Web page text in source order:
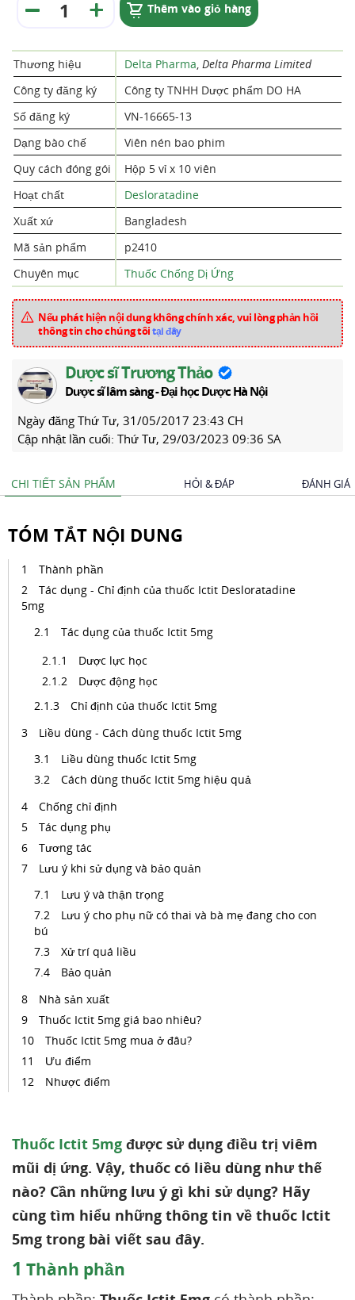
Thêm vào giỏ hàng
Thương hiệu Delta Pharma, Delta Pharma Limited
Công ty đăng ký
Công ty TNHH Dược phẩm DO HA
Số đăng ký
VN-16665-13
Dạng bào chế
Viên nén bao phim
Quy cách đóng gói
Hộp 5 vỉ x 10 viên
Hoạt chất
Desloratadine
Xuất xứ
Bangladesh
Mã sản phẩm
p2410
Chuyên mục
Thuốc Chống Dị Ứng
Nếu phát hiện nội dung không chính xác, vui lòng phản hồi
thông tin cho chúng tôitại đây
Dược sĩ Trương Thảo
Dược sĩ lâm sàng - Đại học Dược Hà Nội
Ngày đăng Thứ Tư, 31/05/2017 23:43 CH
Cập nhật lần cuối: Thứ Tư, 29/03/2023 09:36 SA
CHI TIẾT SẢN PHẨM HỎI & ĐÁP ĐÁNH GIÁ
TÓM TẮT NỘI DUNG
Thành phần
Tác dụng - Chỉ định của thuốc Ictit Desloratadine
5mg
Tác dụng của thuốc Ictit 5mg
Dược lực học
Dược động học
Chỉ định của thuốc Ictit 5mg
Liều dùng - Cách dùng thuốc Ictit 5mg
Liều dùng thuốc Ictit 5mg
Cách dùng thuốc Ictit 5mg hiệu quả
Chống chỉ định
Tác dụng phụ
Tương tác
Lưu ý khi sử dụng và bảo quản
Lưu ý và thận trọng
Lưu ý cho phụ nữ có thai và bà mẹ đang cho con
bú
Xử trí quá liều
Bảo quản
Nhà sản xuất
Thuốc Ictit 5mg giá bao nhiêu?
Thuốc Ictit 5mg mua ở đâu?
Ưu điểm
Nhược điểm
Thuốc Ictit 5mg được sử dụng điều trị viêm
mũi dị ứng. Vậy, thuốc có liều dùng như thế
nào? Cần những lưu ý gì khi sử dụng? Hãy
cùng tìm hiểu những thông tin về thuốc Ictit
5mg trong bài viết sau đây.
1 Thành phần